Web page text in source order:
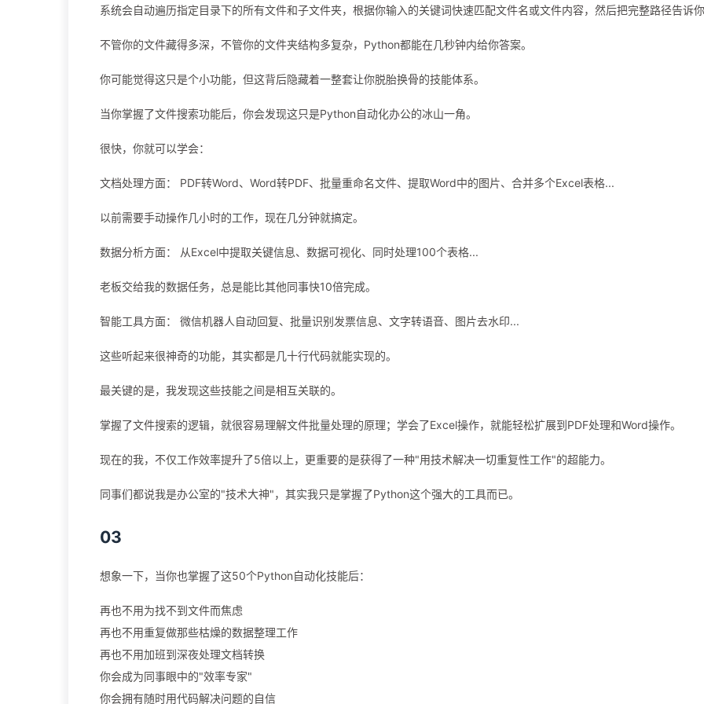
系统会自动遍历指定目录下的所有文件和子文件夹，根据你输入的关键词快速匹配文件名或文件内容，然后把完整路径告诉
不管你的文件藏得多深，不管你的文件夹结构多复杂，Python都能在几秒钟内给你答案。
你可能觉得这只是个小功能，但这背后隐藏着一整套让你脱胎换骨的技能体系。
当你掌握了文件搜索功能后，你会发现这只是Python自动化办公的冰山一角。
很快，你就可以学会：
文档处理方面： PDF转Word、Word转PDF、批量重命名文件、提取Word中的图片、合并多个Excel表格...
以前需要手动操作几小时的工作，现在几分钟就搞定。
数据分析方面： 从Excel中提取关键信息、数据可视化、同时处理100个表格...
老板交给我的数据任务，总是能比其他同事快10倍完成。
智能工具方面： 微信机器人自动回复、批量识别发票信息、文字转语音、图片去水印...
这些听起来很神奇的功能，其实都是几十行代码就能实现的。
最关键的是，我发现这些技能之间是相互关联的。
掌握了文件搜索的逻辑，就很容易理解文件批量处理的原理；学会了Excel操作，就能轻松扩展到PDF处理和Word操作。
现在的我，不仅工作效率提升了5倍以上，更重要的是获得了一种"用技术解决一切重复性工作"的超能力。
同事们都说我是办公室的"技术大神"，其实我只是掌握了Python这个强大的工具而已。
03
想象一下，当你也掌握了这50个Python自动化技能后：
再也不用为找不到文件而焦虑
再也不用重复做那些枯燥的数据整理工作
再也不用加班到深夜处理文档转换
你会成为同事眼中的"效率专家"
你会拥有随时用代码解决问题的自信